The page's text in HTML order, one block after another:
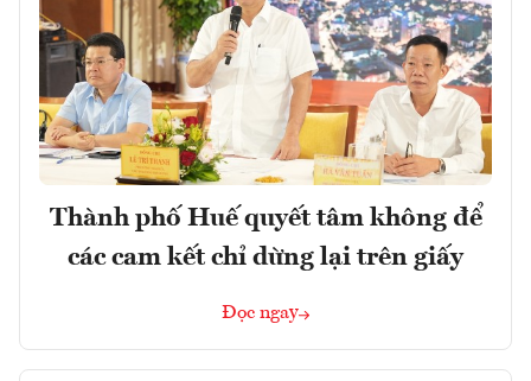
Thành phố Huế quyết tâm không để
các cam kết chỉ dừng lại trên giấy
Đọc ngay